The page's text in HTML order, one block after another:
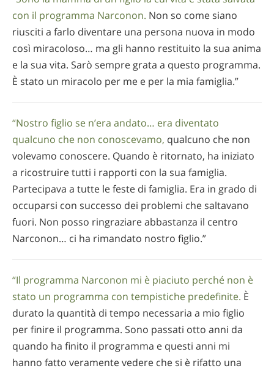
con il programma Narconon. Non so come siano
riusciti a farlo diventare una persona nuova in modo
così miracoloso… ma gli hanno restituito la sua anima
e la sua vita. Sarò sempre grata a questo programma.
È stato un miracolo per me e per la mia famiglia.”
“Nostro figlio se n’era andato… era diventato
qualcuno che non conoscevamo, qualcuno che non
volevamo conoscere. Quando è ritornato, ha iniziato
a ricostruire tutti i rapporti con la sua famiglia.
Partecipava a tutte le feste di famiglia. Era in grado di
occuparsi con successo dei problemi che saltavano
fuori. Non posso ringraziare abbastanza il centro
Narconon… ci ha rimandato nostro figlio.”
“Il programma Narconon mi è piaciuto perché non è
stato un programma con tempistiche predefinite. È
durato la quantità di tempo necessaria a mio figlio
per finire il programma. Sono passati otto anni da
quando ha finito il programma e questi anni mi
hanno fatto veramente vedere che si è rifatto una